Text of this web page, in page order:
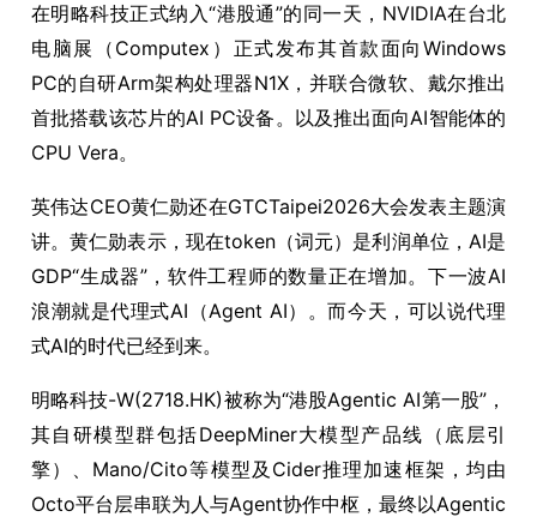
在明略科技正式纳入“港股通”的同一天，NVIDIA在台北
电脑展（Computex）正式发布其首款面向Windows
PC的自研Arm架构处理器N1X，并联合微软、戴尔推出
首批搭载该芯片的AI PC设备。以及推出面向AI智能体的
CPU Vera。
英伟达CEO黄仁勋还在GTCTaipei2026大会发表主题演
讲。黄仁勋表示，现在token（词元）是利润单位，AI是
GDP“生成器”，软件工程师的数量正在增加。下一波AI
浪潮就是代理式AI（Agent AI）。而今天，可以说代理
式AI的时代已经到来。
明略科技-W(2718.HK)被称为“港股Agentic AI第一股”，
其自研模型群包括DeepMiner大模型产品线（底层引
擎）、Mano/Cito等模型及Cider推理加速框架，均由
Octo平台层串联为人与Agent协作中枢，最终以Agentic